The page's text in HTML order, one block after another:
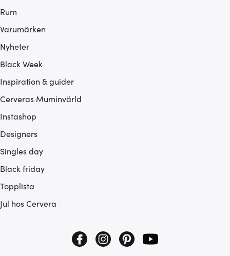
Rum
Varumärken
Nyheter
Black Week
Inspiration & guider
Cerveras Muminvärld
Instashop
Designers
Singles day
Black friday
Topplista
Jul hos Cervera